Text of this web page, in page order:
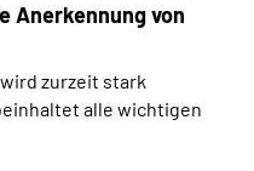
Anerkennung von
wird zurzeit stark
alle wichtigen